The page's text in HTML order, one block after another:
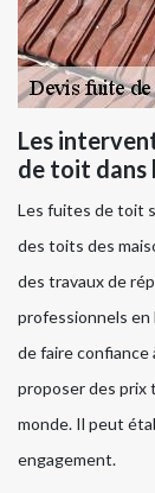
Les
de toit dans
Les fuites de toit
des toits des
des travaux de
professionnels en
de faire confiance
proposer des prix
monde. Il peut
engagement.